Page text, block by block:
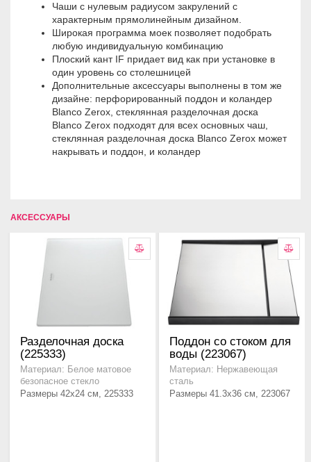
Чаши с нулевым радиусом закрулений с
характерным прямолинейным дизайном.
Широкая программа моек позволяет подобрать
любую индивидуальную комбинацию
Плоский кант IF придает вид как при установке в
один уровень со столешницей
Дополнительные аксессуары выполнены в том же
дизайне: перфорированный поддон и коландер
Blanco Zerox, стеклянная разделочная доска
Blanco Zerox подходят для всех основных чаш,
стеклянная разделочная доска Blanco Zerox может
накрывать и поддон, и коландер
АКСЕССУАРЫ
Разделочная доска
(225333)
Материал: Белое матовое
безопасное стекло
Размеры 42x24 см, 225333
Поддон со стоком для
воды (223067)
Материал: Нержавеющая
сталь
Размеры 41.3x36 см, 223067